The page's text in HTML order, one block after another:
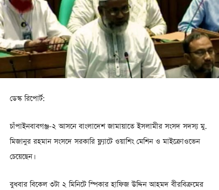
ডেস্ক রিপোর্ট:
চাঁপাইনবাবগঞ্জ-২ আসনে বাংলাদেশ জামায়াতে ইসলামীর সংসদ সদস্য মু.
মিজানুর রহমান সংসদে সরকারি ফ্ল্যাটে ওয়াশিং মেশিন ও মাইক্রোওভেন
চেয়েছেন।
বুধবার বিকেল ৩টা ২ মিনিটে স্পিকার হাফিজ উদ্দিন আহমদ বীরবিক্রমের